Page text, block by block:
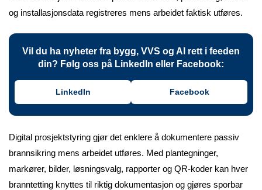
og installasjonsdata registreres mens arbeidet faktisk utføres.
Vil du ha nyheter fra bygg, VVS og AI rett i feeden
din? Følg oss på LinkedIn eller Facebook:
LinkedIn Facebook
Digital prosjektstyring gjør det enklere å dokumentere passiv
brannsikring mens arbeidet utføres. Med plantegninger,
markører, bilder, løsningsvalg, rapporter og QR-koder kan hver
branntetting knyttes til riktig dokumentasjon og gjøres sporbar